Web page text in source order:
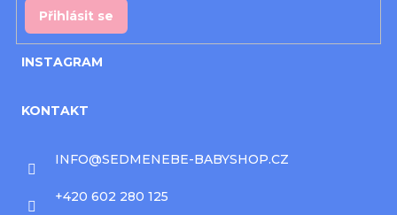
Přihlásit se
INSTAGRAM
KONTAKT
INFO@SEDMENEBE-BABYSHOP.CZ
+420 602 280 125